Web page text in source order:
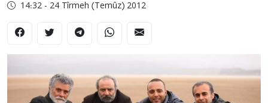
14:32 - 24 Tîrmeh (Temûz) 2012